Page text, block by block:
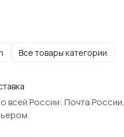
Все товары категории
всей России: Почта России,